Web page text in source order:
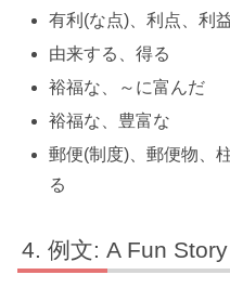
有利(な点)、利点、利
由来する、得る
裕福な、～に富んだ
裕福な、豊富な
郵便(制度)、郵便物、
る
例文: A Fun